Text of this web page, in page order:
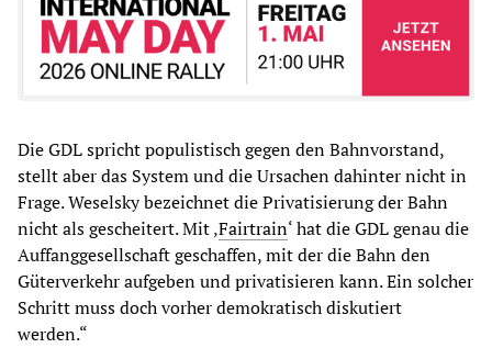
Die GDL spricht populistisch gegen den Bahnvorstand,
stellt aber das System und die Ursachen dahinter nicht in
Frage. Weselsky bezeichnet die Privatisierung der Bahn
nicht als gescheitert. Mit ‚Fairtrain‘ hat die GDL genau die
Auffanggesellschaft geschaffen, mit der die Bahn den
Güterverkehr aufgeben und privatisieren kann. Ein solcher
Schritt muss doch vorher demokratisch diskutiert
werden.“